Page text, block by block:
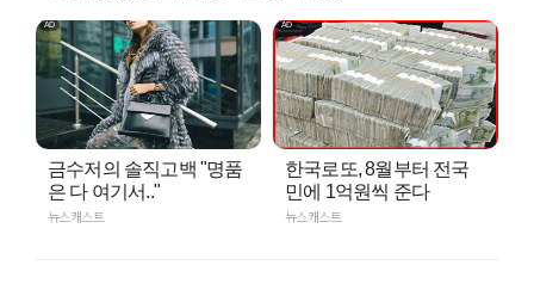
금수저의 솔직고백 "명품
은 다 여기서.."
뉴스캐스트
한국로또, 8월부터 전국
민에 1억원씩 준다
뉴스캐스트